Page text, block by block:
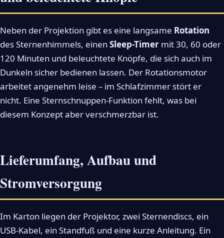
Neben der Projektion gibt es eine langsame Rotation
des Sternenhimmels, einen Sleep-Timer mit 30, 60 oder
120 Minuten und beleuchtete Knöpfe, die sich auch im
Dunkeln sicher bedienen lassen. Der Rotationsmotor
arbeitet angenehm leise – im Schlafzimmer stört er
nicht. Eine Sternschnuppen-Funktion fehlt, was bei
diesem Konzept aber verschmerzbar ist.
Lieferumfang, Aufbau und
Stromversorgung
Im Karton liegen der Projektor, zwei Sternendiscs, ein
USB-Kabel, ein Standfuß und eine kurze Anleitung. Ein